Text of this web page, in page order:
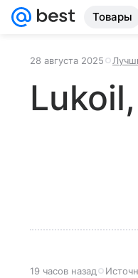
Товары
28 августа 2025
19 часов назад